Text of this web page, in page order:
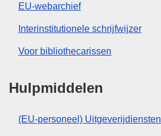
EU-webarchief
Interinstitutionele schrijfwijzer
Voor bibliothecarissen
Hulpmiddelen
(EU-personeel) Uitgeverijdiensten